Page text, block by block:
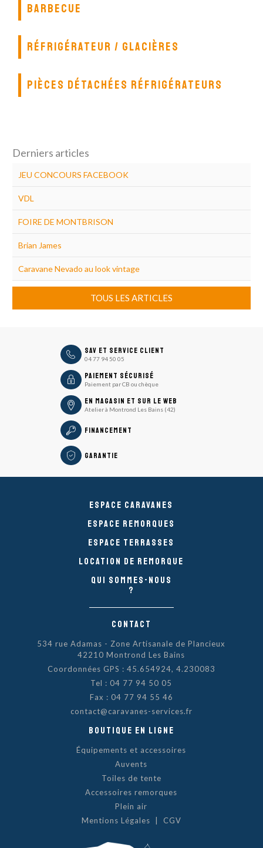
BARBECUE
RÉFRIGÉRATEUR / GLACIÈRES
PIÈCES DÉTACHÉES RÉFRIGÉRATEURS
Derniers articles
JEU CONCOURS FACEBOOK
VDL
FOIRE DE MONTBRISON
Brian James
Caravane Nevado au look vintage
TOUS LES ARTICLES
icon SAV et Service Client
04 77 94 50 05
icon Paiement sécurisé
Paiement par CB ou chèque
En magasin et sur le Web
Atelier à Montrond Les Bains (42)
Financement
Garantie
Espace caravanes
Espace remorques
Espace Terrasses
Location de remorque
Qui sommes-nous
?
Contact
534 rue Adamas - Zone Artisanale de Plancieux
42210 Montrond Les Bains
Coordonnées GPS : 45.654924, 4.230083
Tel :04 77 94 50 05
Fax : 04 77 94 55 46
contact@caravanes-services.fr
Boutique en ligne
Équipements et accessoires
Auvents
Toiles de tente
Accessoires remorques
Plein air
Mentions Légales
CGV